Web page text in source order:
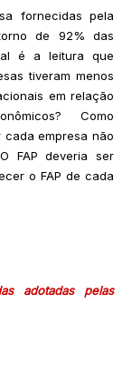
fornecidas pela
de 92% das
é a leitura que
tiveram menos
em relação
Como
cada empresa não
FAP deveria ser
o FAP de cada
adotadas pelas